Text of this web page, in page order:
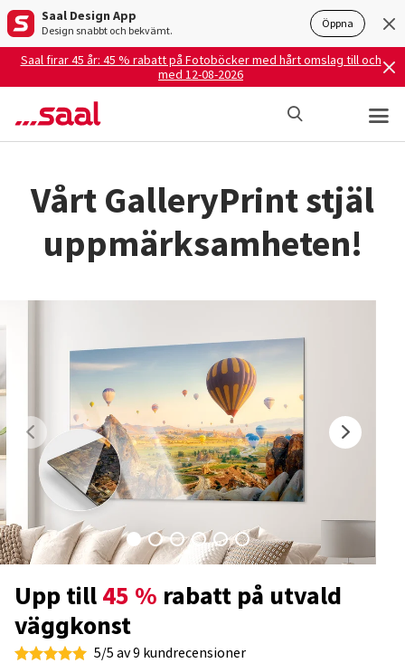
Saal Design App
Design snabbt och bekvämt. Öppna
Saal firar 45 år: 45 % rabatt på Fotoböcker med hårt omslag till och
med 12-08-2026
Vårt GalleryPrint stjäl
uppmärksamheten!
Upp till45 % rabatt på utvald
väggkonst
5/5 av 9 kundrecensioner